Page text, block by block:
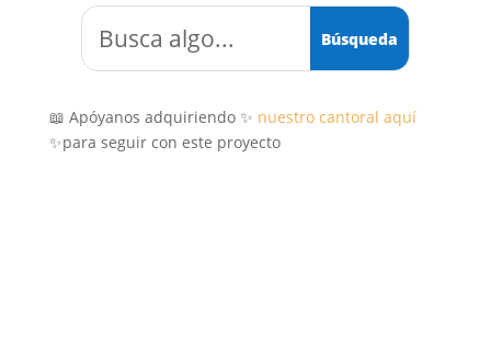
📖 Apóyanos adquiriendo ✨ nuestro cantoral aquí
✨para seguir con este proyecto